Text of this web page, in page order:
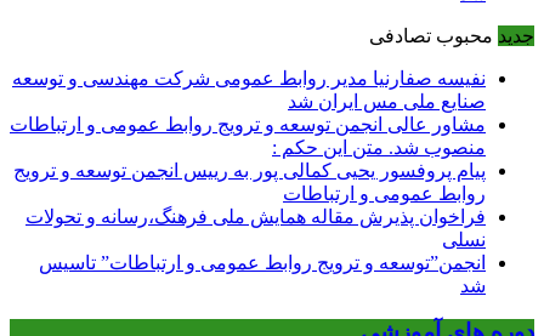
جدید محبوب تصادفی
نفیسه صفارنیا مدیر روابط‌ عمومی شرکت مهندسی و توسعه
صنایع ملی مس ایران شد
مشاور عالی انجمن توسعه و ترویج روابط عمومی و ارتباطات
منصوب شد. متن این حکم :
پیام پروفسور یحیی کمالی پور به رییس انجمن توسعه و ترویج
روابط عمومی و ارتباطات
فراخوان پذیرش مقاله همایش ملی فرهنگ،رسانه و تحولات
نسلی
انجمن”توسعه و ترویج روابط عمومی و ارتباطات” تاسیس
شد